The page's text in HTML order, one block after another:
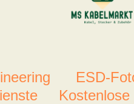
ESD-